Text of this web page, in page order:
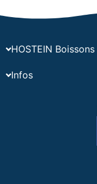
HOSTEIN Boissons
Infos